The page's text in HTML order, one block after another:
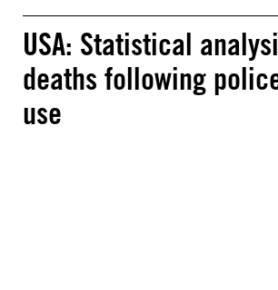
USA: Statistical
deaths following
use